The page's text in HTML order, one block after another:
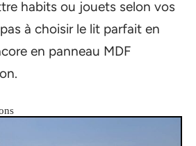
habits ou jouets selon vos
à choisir le lit parfait en
en panneau MDF